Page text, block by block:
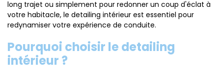
long trajet ou simplement pour redonner un coup d'éclat à
votre habitacle, le detailing intérieur est essentiel pour
redynamiser votre expérience de conduite.
Pourquoi choisir le detailing
intérieur ?